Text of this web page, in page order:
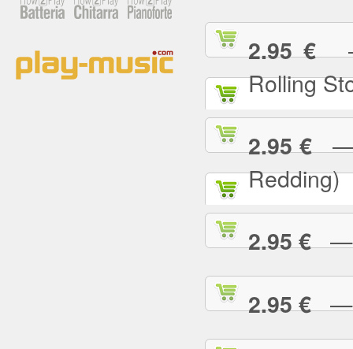
2.95 €—
Rolling
2.95 €—
Redding)
2.95 €—
2.95 €—